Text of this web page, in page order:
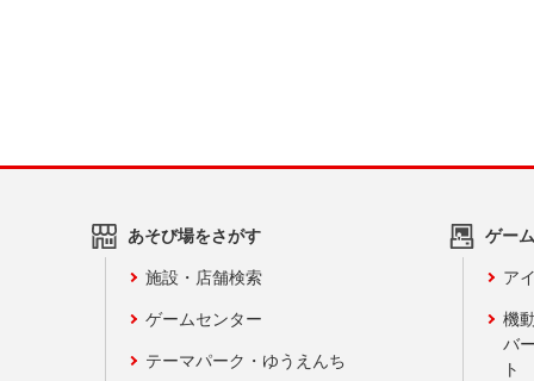
あそび場をさがす
施設・店舗検索
ゲームセンター
テーマパーク・ゆうえんち
ゲー
ア
機
バ
ト